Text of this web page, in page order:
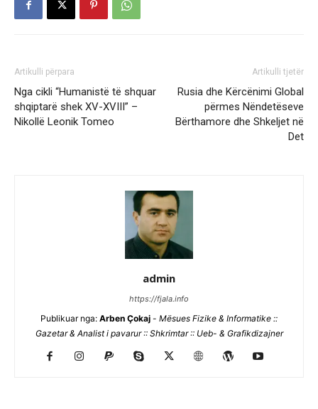
Artikulli përpara
Nga cikli “Humanistë të shquar
shqiptarë shek XV-XVIII” –
Nikollë Leonik Tomeo
Artikulli tjetër
Rusia dhe Kërcënimi Global
përmes Nëndetëseve
Bërthamore dhe Shkeljet në
Det
admin
https://fjala.info
Publikuar nga: Arben Çokaj - Mësues Fizike & Informatike ::
Gazetar & Analist i pavarur :: Shkrimtar :: Ueb- & Grafikdizajner